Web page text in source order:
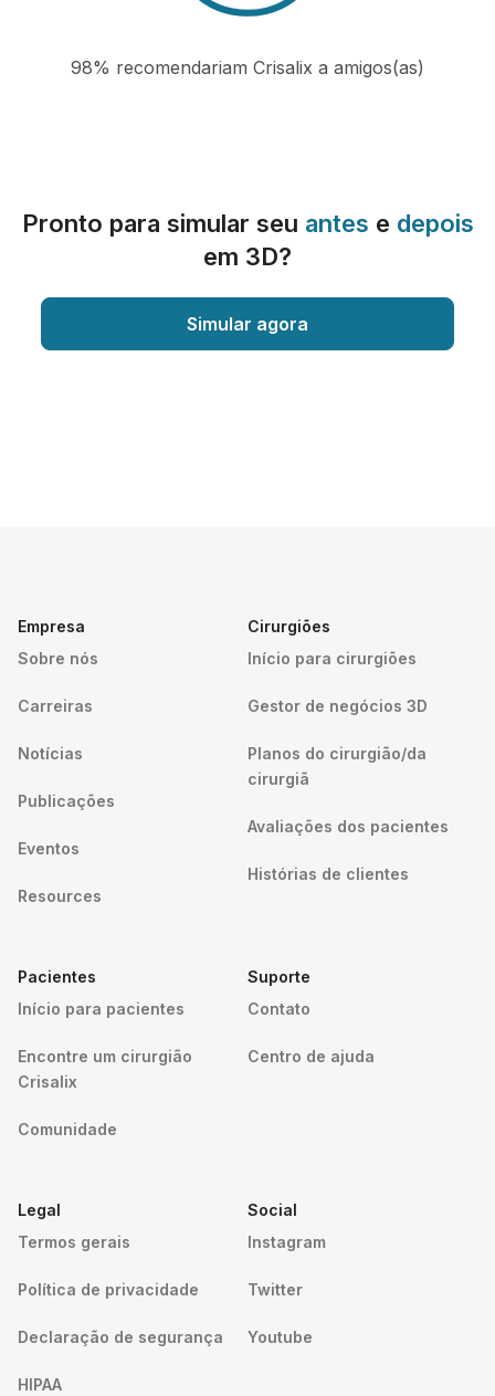
98% recomendariam Crisalix a amigos(as)
Pronto para simular seu antes e depois
em 3D?
Simular agora
Empresa
Sobre nós
Carreiras
Notícias
Publicações
Eventos
Resources
Cirurgiões
Início para cirurgiões
Gestor de negócios 3D
Planos do cirurgião/da
cirurgiã
Avaliações dos pacientes
Histórias de clientes
Pacientes
Início para pacientes
Encontre um cirurgião
Crisalix
Comunidade
Suporte
Contato
Centro de ajuda
Legal
Termos gerais
Política de privacidade
Declaração de segurança
HIPAA
Social
Instagram
Twitter
Youtube